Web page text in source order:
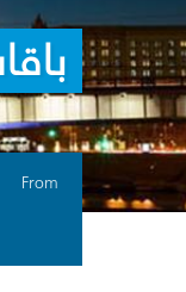
From